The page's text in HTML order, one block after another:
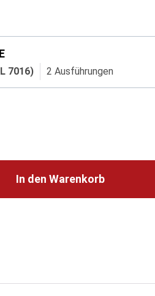
7016) 2 Ausführungen
In den Warenkorb